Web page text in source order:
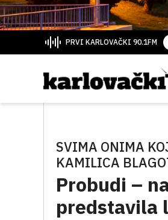
PRVI KARLOVAČKI 90.1FM
SVIMA ONIMA
KAMILICA
Probudi –
predstavila